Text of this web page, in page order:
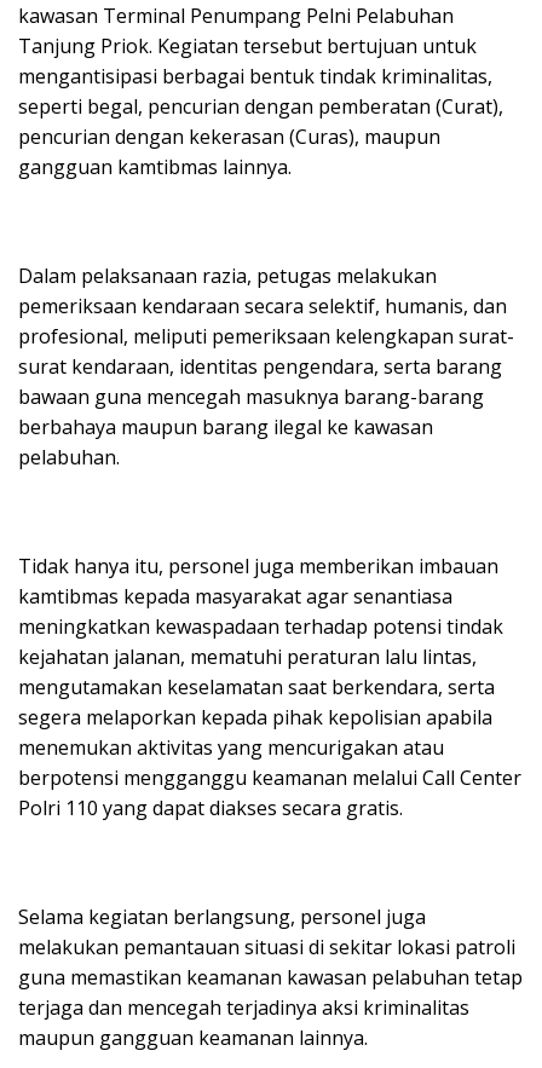
kawasan Terminal Penumpang Pelni Pelabuhan
Tanjung Priok. Kegiatan tersebut bertujuan untuk
mengantisipasi berbagai bentuk tindak kriminalitas,
seperti begal, pencurian dengan pemberatan (Curat),
pencurian dengan kekerasan (Curas), maupun
gangguan kamtibmas lainnya.
Dalam pelaksanaan razia, petugas melakukan
pemeriksaan kendaraan secara selektif, humanis, dan
profesional, meliputi pemeriksaan kelengkapan surat-
surat kendaraan, identitas pengendara, serta barang
bawaan guna mencegah masuknya barang-barang
berbahaya maupun barang ilegal ke kawasan
pelabuhan.
Tidak hanya itu, personel juga memberikan imbauan
kamtibmas kepada masyarakat agar senantiasa
meningkatkan kewaspadaan terhadap potensi tindak
kejahatan jalanan, mematuhi peraturan lalu lintas,
mengutamakan keselamatan saat berkendara, serta
segera melaporkan kepada pihak kepolisian apabila
menemukan aktivitas yang mencurigakan atau
berpotensi mengganggu keamanan melalui Call Center
Polri 110 yang dapat diakses secara gratis.
Selama kegiatan berlangsung, personel juga
melakukan pemantauan situasi di sekitar lokasi patroli
guna memastikan keamanan kawasan pelabuhan tetap
terjaga dan mencegah terjadinya aksi kriminalitas
maupun gangguan keamanan lainnya.